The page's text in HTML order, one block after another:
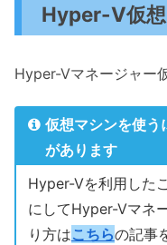
Hyper-V仮
Hyper-Vマネージャー
仮想マシンを使
があります
Hyper-Vを利用した
にしてHyper-Vマネ
り方はこちらの記事